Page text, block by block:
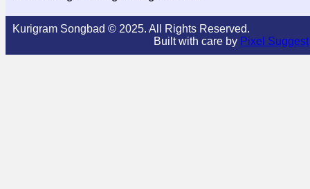
Kurigram Songbad © 2025. All Rights Reserved.
Built with care by Pixel Suggest